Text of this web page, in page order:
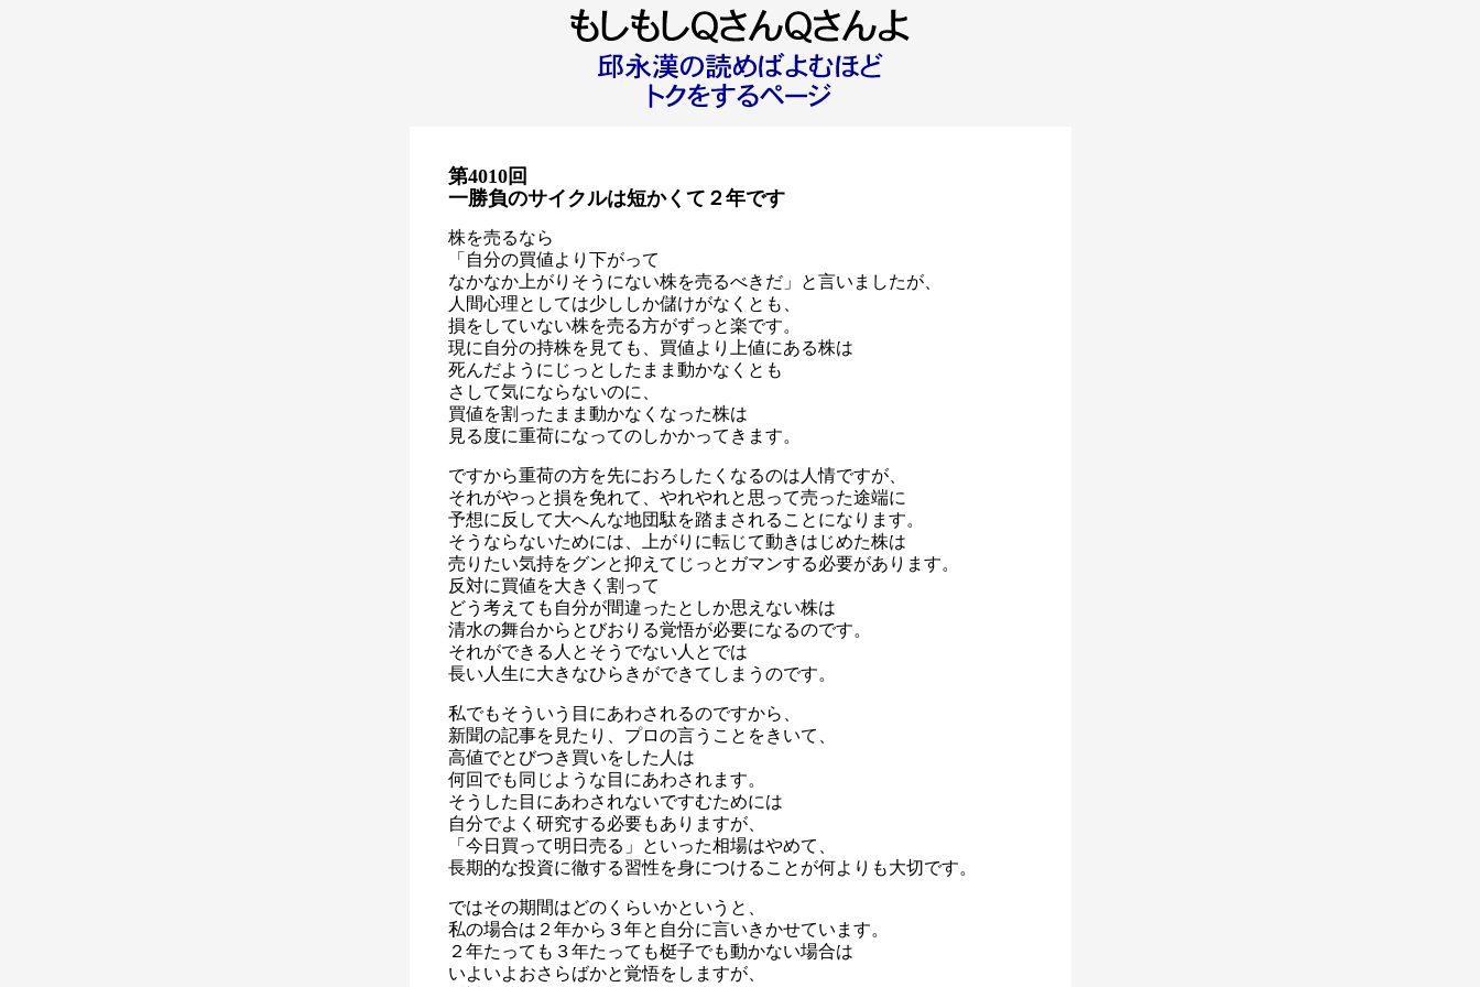
第4010回
一勝負のサイクルは短かくて２年です
株を売るなら
「自分の買値より下がって
なかなか上がりそうにない株を売るべきだ」と言いましたが、
人間心理としては少ししか儲けがなくとも、
損をしていない株を売る方がずっと楽です。
現に自分の持株を見ても、買値より上値にある株は
死んだようにじっとしたまま動かなくとも
さして気にならないのに、
買値を割ったまま動かなくなった株は
見る度に重荷になってのしかかってきます。
ですから重荷の方を先におろしたくなるのは人情ですが、
それがやっと損を免れて、やれやれと思って売った途端に
予想に反して大へんな地団駄を踏まされることになります。
そうならないためには、上がりに転じて動きはじめた株は
売りたい気持をグンと抑えてじっとガマンする必要があります。
反対に買値を大きく割って
どう考えても自分が間違ったとしか思えない株は
清水の舞台からとびおりる覚悟が必要になるのです。
それができる人とそうでない人とでは
長い人生に大きなひらきができてしまうのです。
私でもそういう目にあわされるのですから、
新聞の記事を見たり、プロの言うことをきいて、
高値でとびつき買いをした人は
何回でも同じような目にあわされます。
そうした目にあわされないですむためには
自分でよく研究する必要もありますが、
「今日買って明日売る」といった相場はやめて、
長期的な投資に徹する習性を身につけることが何よりも大切です。
ではその期間はどのくらいかというと、
私の場合は２年から３年と自分に言いきかせています。
２年たっても３年たっても梃子でも動かない場合は
いよいよおさらばかと覚悟をしますが、